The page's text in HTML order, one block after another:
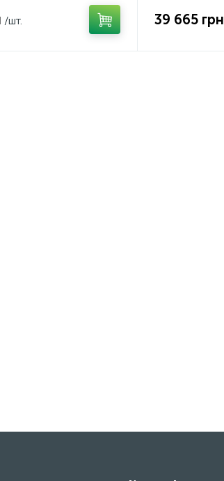
/шт. 39 665 грн